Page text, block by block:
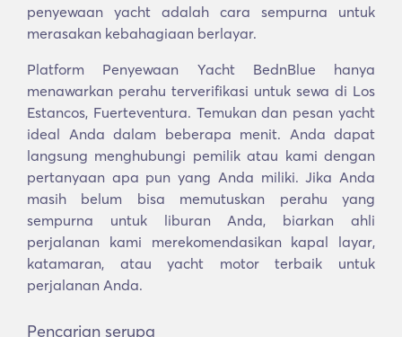
penyewaan yacht adalah cara sempurna untuk
merasakan kebahagiaan berlayar.
Platform Penyewaan Yacht BednBlue hanya
menawarkan perahu terverifikasi untuk sewa di Los
Estancos, Fuerteventura. Temukan dan pesan yacht
ideal Anda dalam beberapa menit. Anda dapat
langsung menghubungi pemilik atau kami dengan
pertanyaan apa pun yang Anda miliki. Jika Anda
masih belum bisa memutuskan perahu yang
sempurna untuk liburan Anda, biarkan ahli
perjalanan kami merekomendasikan kapal layar,
katamaran, atau yacht motor terbaik untuk
perjalanan Anda.
Pencarian serupa